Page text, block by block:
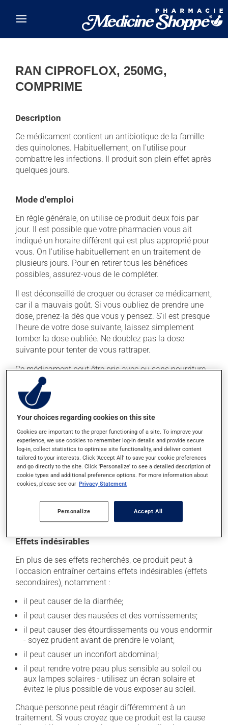
RAN CIPROFLOX, 250MG,
COMPRIME
Description
Ce médicament contient un antibiotique de la famille
des quinolones. Habituellement, on l'utilise pour
combattre les infections. Il produit son plein effet après
quelques jours.
Mode d'emploi
En règle générale, on utilise ce produit deux fois par
jour. Il est possible que votre pharmacien vous ait
indiqué un horaire différent qui est plus approprié pour
vous. On l'utilise habituellement en un traitement de
plusieurs jours. Pour en retirer tous les bénéfices
possibles, assurez-vous de le compléter.
Il est déconseillé de croquer ou écraser ce médicament,
car il a mauvais goût. Si vous oubliez de prendre une
dose, prenez-la dès que vous y pensez. S'il est presque
l'heure de votre dose suivante, laissez simplement
tomber la dose oubliée. Ne doublez pas la dose
suivante pour tenter de vous rattraper.
Ce médicament peut être pris avec ou sans nourriture,
sans égard aux repas ou aux collations. Il faut
toutefois éviter de prendre ce médicament avec une
collation ou un repas principalement constitué de
produits laitiers. De plus, ne prenez pas d'antiacide et
de ce médicament et les 2 heures qui la suivent. Évitez
aussi les suppléments de minéraux (calcium, fer,
magnésium ou zinc).
Pour maximiser son efficacité, il est préférable d'éviter
de prendre du jus d'orange durant les 4 heures
précédant la prise de ce médicament et les 4 heures
qui la suivent.
Effets indésirables
En plus de ses effets recherchés, ce produit peut à
l'occasion entraîner certains effets indésirables (effets
secondaires), notamment :
il peut causer de la diarrhée;
il peut causer des nausées et des vomissements;
il peut causer des étourdissements ou vous endormir
- soyez prudent avant de prendre le volant;
il peut causer un inconfort abdominal;
il peut rendre votre peau plus sensible au soleil ou
aux lampes solaires - utilisez un écran solaire et
évitez le plus possible de vous exposer au soleil.
Chaque personne peut réagir différemment à un
traitement. Si vous croyez que ce produit est la cause
Your choices regarding cookies on this site
Cookies are important to the proper functioning of a site. To improve your
experience, we use cookies to remember log-in details and provide secure
log-in, collect statistics to optimise site functionality, and deliver content
tailored to your interests. Click 'Accept All' to save your cookie preferences
and go directly to the site. Click 'Personalize' to see a detailed description of
cookie types and additional preference options. For more information about
cookies, please see our Privacy Statement
Personalize Accept All